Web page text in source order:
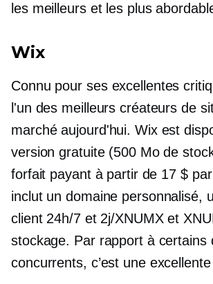
les meilleurs et les plus
Wix
Connu pour ses excellentes
l'un des meilleurs créateurs de
marché aujourd'hui. Wix est
version gratuite (500 Mo de
forfait payant à partir de 17 $
inclut un domaine personnalisé,
client 24h/7 et 2j/XNUMX et
stockage. Par rapport à certains
concurrents, c’est une